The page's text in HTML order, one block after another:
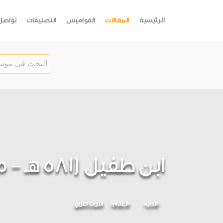
الرئيسية المقالات القواميس التصنيفات
ابن طفيل (581 هـ - 1185 م)
الأدب الأعلام التراث العربي